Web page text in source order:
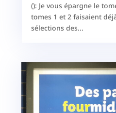
(): Je vous épargne le
tomes 1 et 2 faisaient
sélections des...